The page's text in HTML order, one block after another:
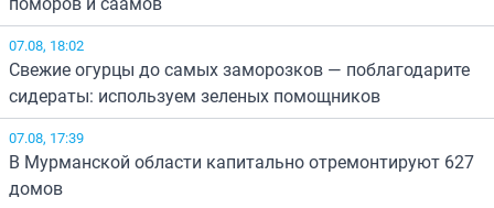
07.08, 18:02
Свежие огурцы до самых заморозков — поблагодарите
сидераты: используем зеленых помощников
07.08, 17:39
В Мурманской области капитально отремонтируют 627
домов